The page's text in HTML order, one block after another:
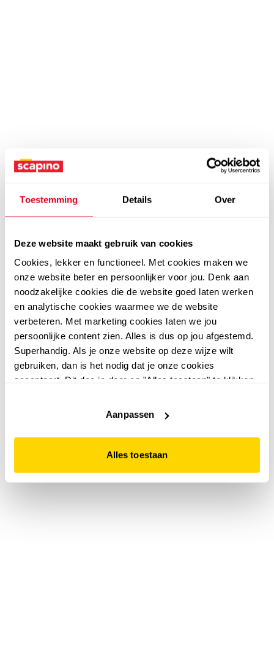
Toestemming Details Over
Deze website maakt gebruik van cookies
Cookies, lekker en functioneel. Met cookies maken we
onze website beter en persoonlijker voor jou. Denk aan
noodzakelijke cookies die de website goed laten werken
en analytische cookies waarmee we de website
verbeteren. Met marketing cookies laten we jou
persoonlijke content zien. Alles is dus op jou afgestemd.
Superhandig. Als je onze website op deze wijze wilt
gebruiken, dan is het nodig dat je onze cookies
accepteert. Dit doe je door op "Alles toestaan" te klikken.
website niet optimaal functioneert.
Aanpassen
Alles toestaan